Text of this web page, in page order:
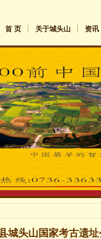
首 页 关于城头山 资讯
头山国家考古遗址